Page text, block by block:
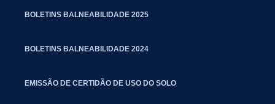
BOLETINS BALNEABILIDADE 2025
BOLETINS BALNEABILIDADE 2024
EMISSÃO DE CERTIDÃO DE USO DO SOLO